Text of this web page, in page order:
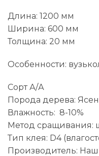
Длина: 1200 мм
Ширина: 600 мм
Толщина: 20 мм
Особенности:
Сорт А/А
Порода дерева:
Влажность: 8-10%
Метод сращивания:
Тип клея: D4
Производитель: